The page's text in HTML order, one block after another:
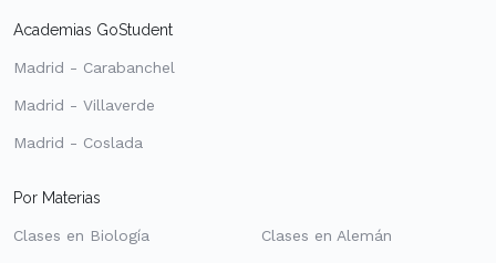
Academias GoStudent
Madrid - Carabanchel
Madrid - Villaverde
Madrid - Coslada
Por Materias
Clases en Biología Clases en Alemán